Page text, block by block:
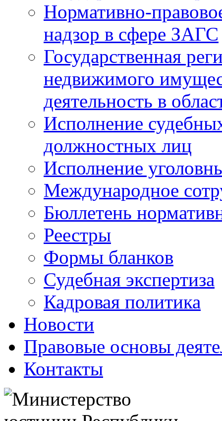
Нормативно-
надзор в сфере ЗАГС
Государственная
недвижимого
деятельность в
Исполнение
должностных лиц
Исполнение
Международное
Бюллетень
Реестры
Формы бланков
Судебная экспертиза
Кадровая политика
Новости
Правовые основы
Контакты